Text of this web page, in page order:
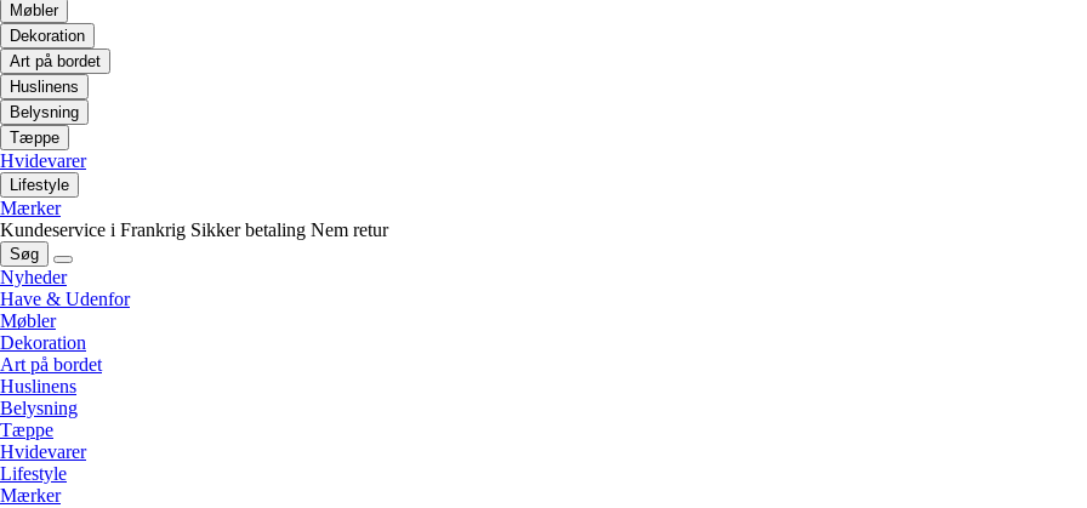
Møbler
Dekoration
Art på bordet
Huslinens
Belysning
Tæppe
Hvidevarer
Lifestyle
Mærker
Kundeservice i Frankrig Sikker betaling Nem retur
Søg
Nyheder
Have & Udenfor
Møbler
Dekoration
Art på bordet
Huslinens
Belysning
Tæppe
Hvidevarer
Lifestyle
Mærker